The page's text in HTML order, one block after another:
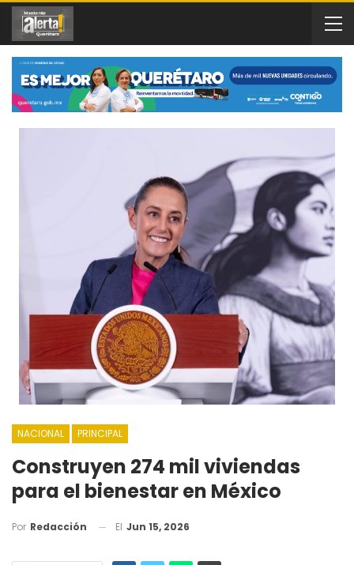
NACIONAL PRINCIPAL
Construyen 274 mil viviendas
para el bienestar en México
Por Redacción El Jun 15, 2026